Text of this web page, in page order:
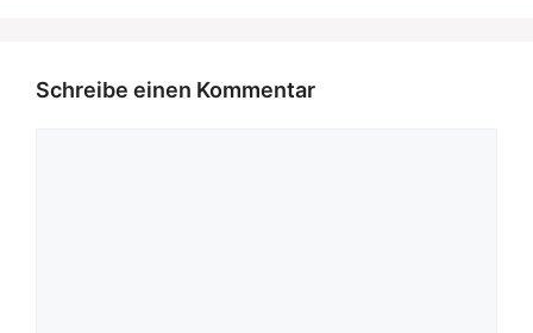
Schreibe einen Kommentar